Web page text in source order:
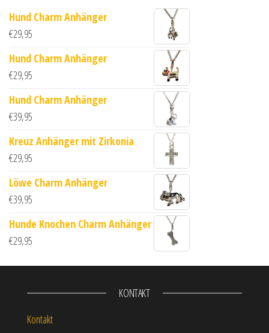
Hund Charm Anhänger
€29,95
Hund Charm Anhänger
€29,95
Hund Charm Anhänger
€39,95
Kreuz Anhänger mit Zirkonia
€29,95
Löwe Charm Anhänger
€39,95
Hunde Knochen Charm Anhänger
€29,95
KONTAKT
Kontakt